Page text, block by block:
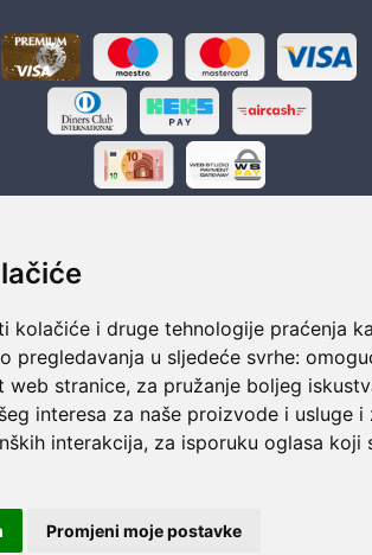
kolačiće i druge tehnologije praćenja
pregledavanja u sljedeće svrhe:
web stranice, za pružanje boljeg
interesa za naše proizvode i usluge i
interakcija, za isporuku oglasa koji
Promjeni moje postavke
Sigurno obročno
Do 24 rata bez kamata